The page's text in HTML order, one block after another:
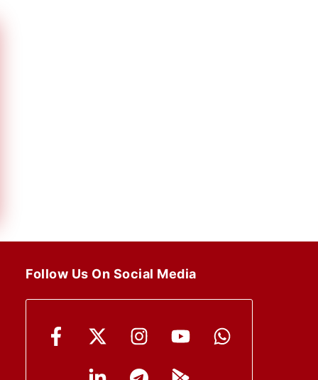
Follow Us On Social Media